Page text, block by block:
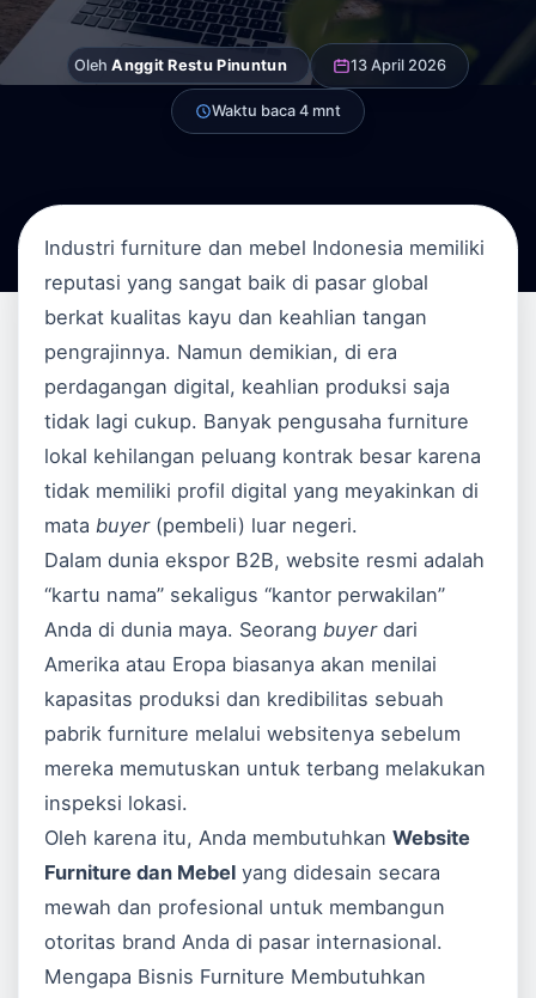
OlehAnggit Restu Pinuntun 13 April 2026
Waktu baca 4 mnt
Industri furniture dan mebel Indonesia memiliki
reputasi yang sangat baik di pasar global
berkat kualitas kayu dan keahlian tangan
pengrajinnya. Namun demikian, di era
perdagangan digital, keahlian produksi saja
tidak lagi cukup. Banyak pengusaha furniture
lokal kehilangan peluang kontrak besar karena
tidak memiliki profil digital yang meyakinkan di
matabuyer(pembeli) luar negeri.
Dalam dunia ekspor B2B, website resmi adalah
“kartu nama” sekaligus “kantor perwakilan”
Anda di dunia maya. Seorangbuyerdari
Amerika atau Eropa biasanya akan menilai
kapasitas produksi dan kredibilitas sebuah
pabrik furniture melalui websitenya sebelum
mereka memutuskan untuk terbang melakukan
inspeksi lokasi.
Oleh karena itu, Anda membutuhkanWebsite
Furniture dan Mebel yang didesain secara
mewah dan profesional untuk membangun
otoritas brand Anda di pasar internasional.
Mengapa Bisnis Furniture Membutuhkan